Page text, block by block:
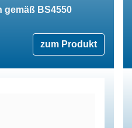
gemäß BS4550
zum Produkt